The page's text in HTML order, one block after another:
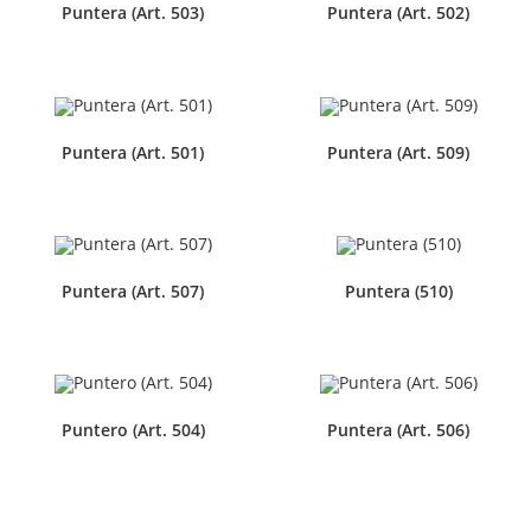
Puntera (Art. 503) Puntera (Art. 502)
Puntera (Art. 501) Puntera (Art. 509)
Puntera (Art. 507) Puntera (510)
Puntero (Art. 504) Puntera (Art. 506)